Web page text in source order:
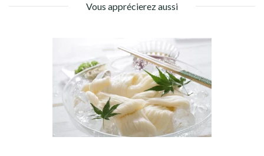
Vous apprécierez aussi